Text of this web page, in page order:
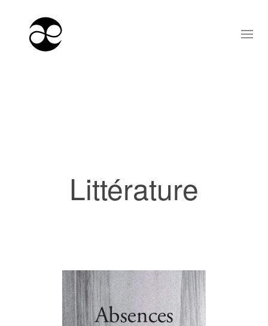
Littérature